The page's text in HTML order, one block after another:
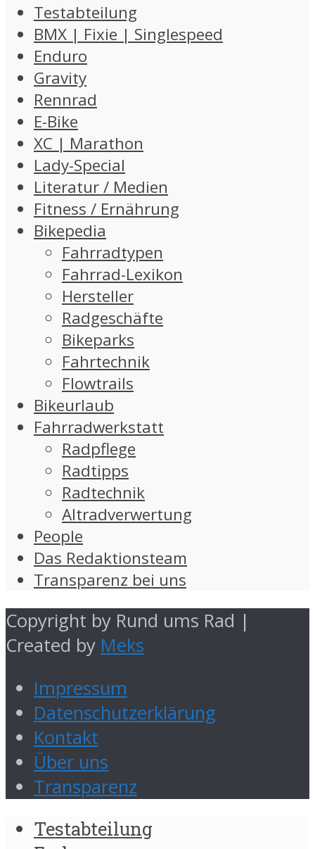
Testabteilung
BMX | Fixie | Singlespeed
Enduro
Gravity
Rennrad
E-Bike
XC | Marathon
Lady-Special
Literatur / Medien
Fitness / Ernährung
Bikepedia
Fahrradtypen
Fahrrad-Lexikon
Hersteller
Radgeschäfte
Bikeparks
Fahrtechnik
Flowtrails
Bikeurlaub
Fahrradwerkstatt
Radpflege
Radtipps
Radtechnik
Altradverwertung
People
Das Redaktionsteam
Transparenz bei uns
Copyright by Rund ums Rad |
Created by Meks
Impressum
Datenschutzerklärung
Kontakt
Über uns
Transparenz
Testabteilung